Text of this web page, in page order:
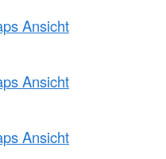
Ansicht
Ansicht
Ansicht